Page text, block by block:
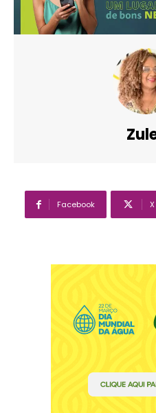
Facebook X